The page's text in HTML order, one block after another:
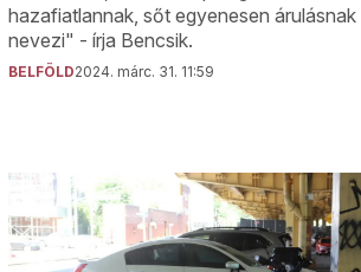
hazafiatlannak, sőt egyenesen árulásnak
nevezi" - írja Bencsik.
BELFÖLD2024. márc. 31. 11:59